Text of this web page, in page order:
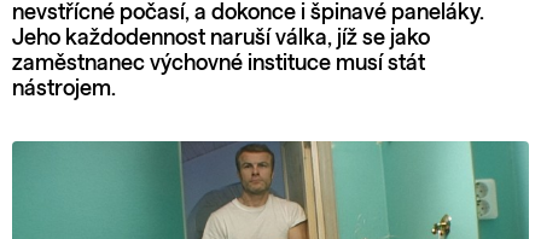
nevstřícné počasí, a dokonce i špinavé paneláky.
Jeho každodennost naruší válka, jíž se jako
zaměstnanec výchovné instituce musí stát
nástrojem.